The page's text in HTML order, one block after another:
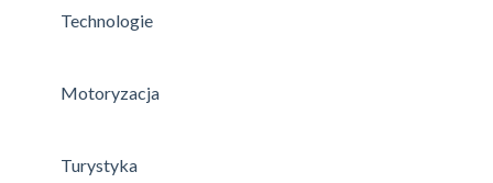
Technologie
Motoryzacja
Turystyka